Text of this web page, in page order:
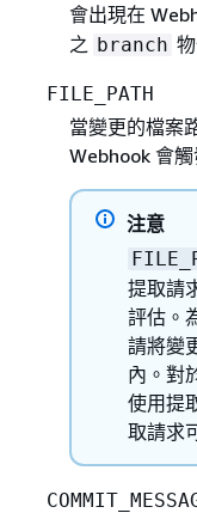
會出現在
之 branch
FILE_PATH
當變更的檔案
Webhook 會觸
注意
提取請
評估。
請將變
內。對
使用提
取請求